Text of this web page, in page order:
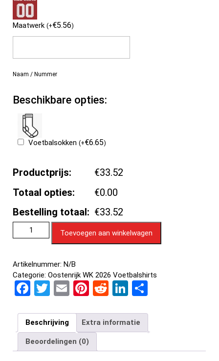
Maatwerk(+€5.56)
Naam / Nummer
Beschikbare opties:
Voetbalsokken(+€6.65)
Productprijs:
€33.52
Totaal opties:
€0.00
Bestelling totaal: €33.52
Toevoegen aan winkelwagen
Artikelnummer:N/B
Categorie:Oostenrijk WK 2026 Voetbalshirts
F
ce
b
o
T
tt
er
E
ail
Pi
er
es
t
R
d
di
t
Li
ke
dI
n
e
n
Beschrijving Extra informatie
Beoordelingen (0)